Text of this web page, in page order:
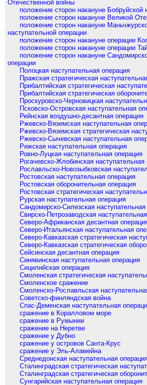
Отечественной войны
положение сторон накануне Бобруйской
положение сторон накануне Великой
положение сторон накануне
наступательной операции
положение сторон накануне операции
положение сторон накануне операции
положение сторон накануне
операции
Полоцкая наступательная операция
Пражская стратегическая
Прибалтийская стратегическая
Прибалтийская стратегическая
Проскуровско-Черновицкая
Псковско-Островская наступательная
Рейнская воздушно-десантная операция
Ржевско-Вяземская наступательная
Ржевско-Вяземская стратегическая
Ржевско-Сычевская наступательная
Рижская наступательная операция
Ровно-Луцкая наступательная операция
Рогачевско-Жлобинская наступательная
Рославльско-Новозыбковская
Ростовская наступательная операция
Ростовская оборонительная операция
Ростовская стратегическая
Рурская наступательная операция
Сандомирско-Силезская
Свирско-Петрозаводская
Северо-Африканская десантная
Северо-Итальянская наступательная
Северо-Кавказская стратегическая
Северо-Кавказская стратегическая
Сейсинская десантная операция
Синявинская наступательная операция
Сицилийская операция
Смоленская стратегическая
Смоленское сражение
Смоленско-Рославльская
Советско-финляндская война
Спас-Деменская наступательная
сражение в Коралловом море
сражение в Румынии
сражение на Неретве
сражение у Дубно
сражение у островов Санта-Крус
сражение у Эль-Аламейна
Среднедонская наступательная
Сталинградская стратегическая
Сталинградская стратегическая
Сунгарийская наступательная операция